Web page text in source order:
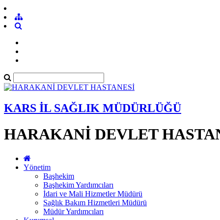
KARS İL SAĞLIK MÜDÜRLÜĞÜ
HARAKANİ DEVLET
Yönetim
Başhekim
Başhekim Yardımcıları
İdari ve Mali Hizmetler Müdürü
Sağlık Bakım Hizmetleri Müdürü
Müdür Yardımcıları